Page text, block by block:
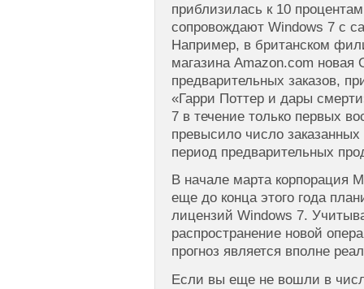
приблизилась к 10
сопровождают Windows 7 с
Например, в британском
магазина Amazon.com
предварительных заказов,
«Гарри Поттер и дары
7 в течение только первых
превысило число
период предварительных
В начале марта корпорация
еще до конца этого года
лицензий Windows 7.
распространение новой
прогноз является вполне
Если вы еще не вошли в